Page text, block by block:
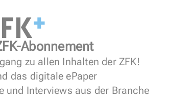
Abonnement
zu allen Inhalten der ZFK!
das digitale ePaper
und Interviews aus der Branche